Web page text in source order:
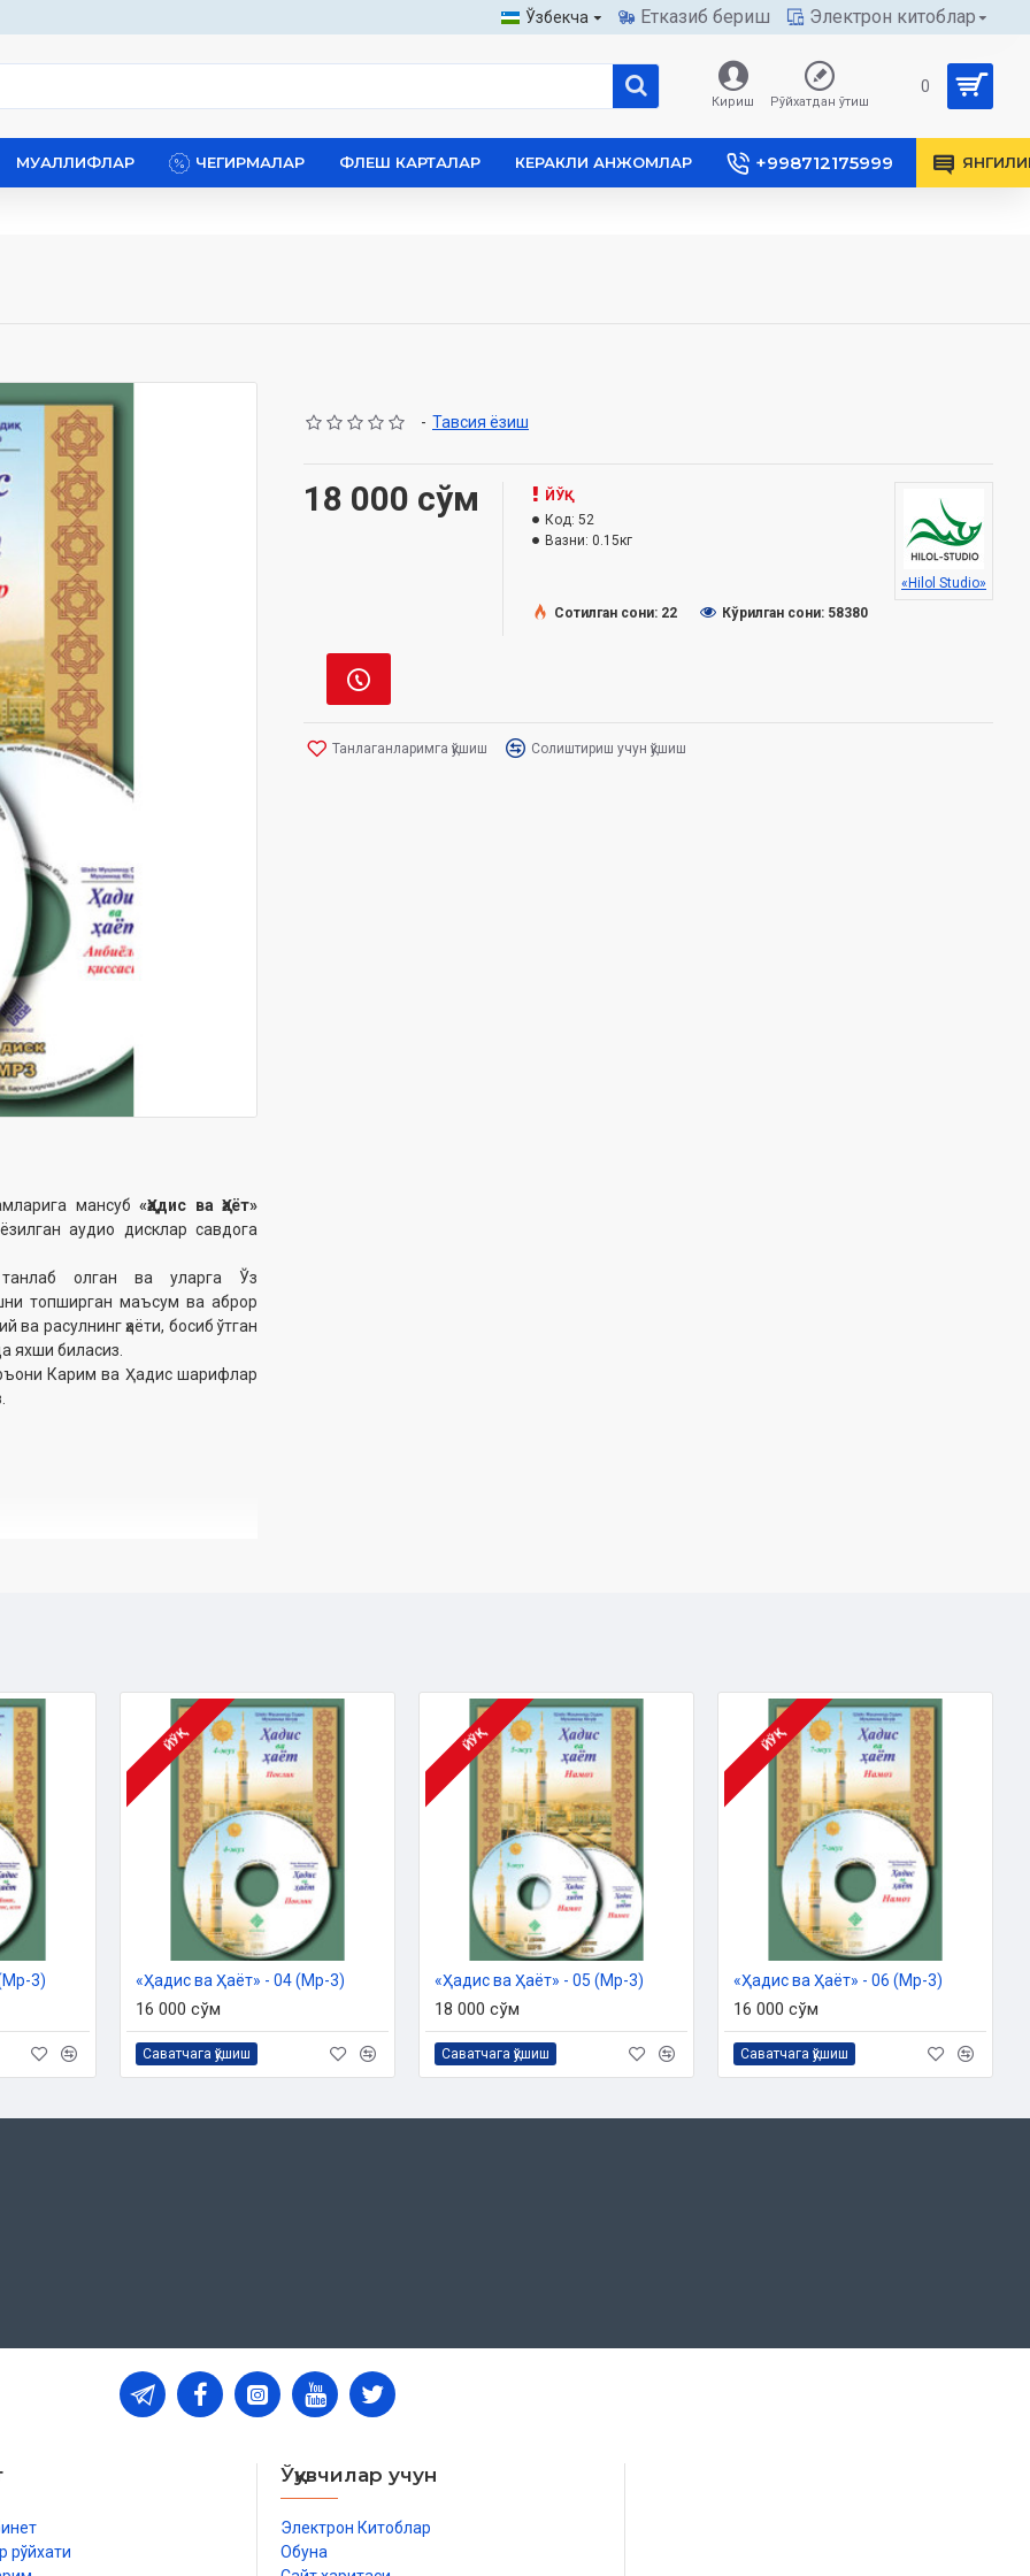
Ўзбекча Етказиб бериш Электрон китоблар
Кириш Рўйхатдан ўтиш
0
МУАЛЛИФЛАР ЧЕГИРМАЛАР ФЛЕШ КАРТАЛАР КЕРАКЛИ АНЖОМЛАР +998712175999
мансуб«Ҳадис ва Ҳаёт»
аудио дисклар савдога
танлаб олган ва уларга Ўз
топширган маъсум ва аброр
расулнинг ҳаёти, босиб ўтган
яхши биласиз.
Карим ва Ҳадис шарифлар
- Тавсия ёзиш
18 000 сўм
ЙЎҚ
Код: 52
Вазни: 0.15кг
«Hilol Studio»
Сотилган сони: 22
Кўрилган сони: 58380
Танлаганларимга қўшиш Солиштириш учун қўшиш
3)
ЙЎҚ
«Ҳадис ва Ҳаёт» - 04 (Мp-3)
16 000 сўм
Саватчага қўшиш
ЙЎҚ
«Ҳадис ва Ҳаёт» - 05 (Мp-3)
18 000 сўм
Саватчага қўшиш
ЙЎҚ
«Ҳадис ва Ҳаёт» - 06 (Мp-3)
16 000 сўм
Саватчага қўшиш
рўйхати
Ўқувчилар учун
Электрон Китоблар
Обуна